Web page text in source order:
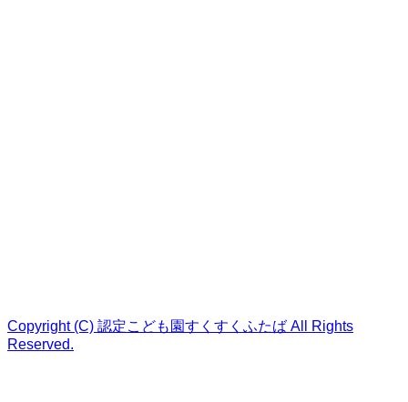
Copyright (C) 認定こども園すくすくふたば All Rights
Reserved.